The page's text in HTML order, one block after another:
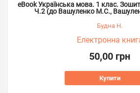
eBook Українська мова. 1 клас.
Ч.2 (до Вашуленко М.С.,
Будна Н.
Електронна
50,00 грн
Купити